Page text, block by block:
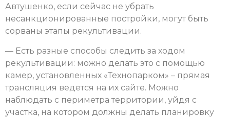
Автушенко, если сейчас не убрать
несанкционированные постройки, могут быть
сорваны этапы рекультивации.
—​ Есть разные способы следить за​ ходом
рекультивации: можно делать это с​ помощью
камер, установленных «Технопарком» – прямая
трансляция ведется на​ их​ сайте. Можно
наблюдать​ с​ периметра территории, уйдя с​
участка, на​ котором должны делать планировку